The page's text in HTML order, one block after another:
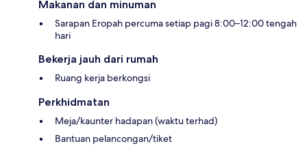
Makanan dan minuman
Sarapan Eropah percuma setiap pagi 8:00–12:00 tengah
hari
Bekerja jauh dari rumah
Ruang kerja berkongsi
Perkhidmatan
Meja/kaunter hadapan (waktu terhad)
Bantuan pelancongan/tiket